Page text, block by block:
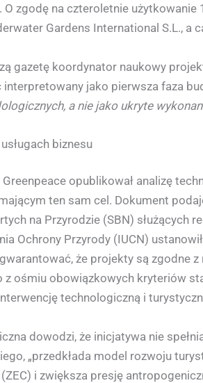
O zgodę na czteroletnie
Gardens International S.L., a
gazetę koordynator naukowy
interpretowany jako pierwsza faza
a nie jako ukryte
biznesu
opublikował analizę
ten sam cel. Dokument
na Przyrodzie (SBN)
Ochrony Przyrody (IUCN)
że projekty są zgodne
z ośmiu obowiązkowych kryteriów
technologiczną i
dowodzi, że inicjatywa nie
„przedkłada model rozwoju
i zwiększa presję